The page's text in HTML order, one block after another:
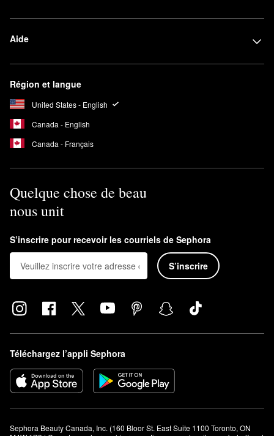
Aide
Région et langue
United States - English
Canada - English
Canada - Français
Quelque chose de beau
nous unit
S’inscrire pour recevoir les courriels de Sephora
S’inscrire
Téléchargez l’appli Sephora
Sephora Beauty Canada, Inc. (160 Bloor St. East Suite 1100 Toronto, ON